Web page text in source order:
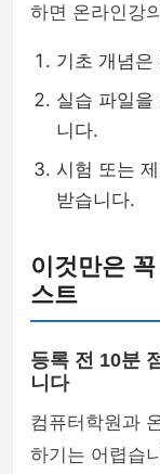
하면 온라인강
기초 개념은
실습 파일
니다.
시험 또는
받습니다.
이것만은
스트
등록 전 10분
니다
컴퓨터학원과
하기는 어렵습